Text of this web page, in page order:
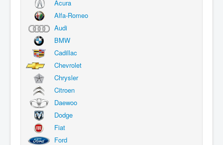
Acura
Alfa-Romeo
Audi
BMW
Cadillac
Chevrolet
Chrysler
Citroen
Daewoo
Dodge
Fiat
Ford